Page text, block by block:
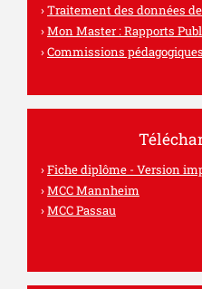
Traitement des données
Mon Master : Rapports
Commissions
Fiche diplôme - Version
MCC Mannheim
MCC Passau